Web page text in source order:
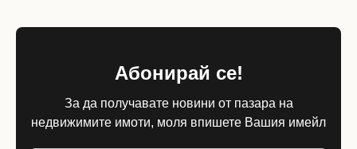
Абонирай се!
За да получавате новини от пазара на
недвижимите имоти, моля впишете Вашия имейл